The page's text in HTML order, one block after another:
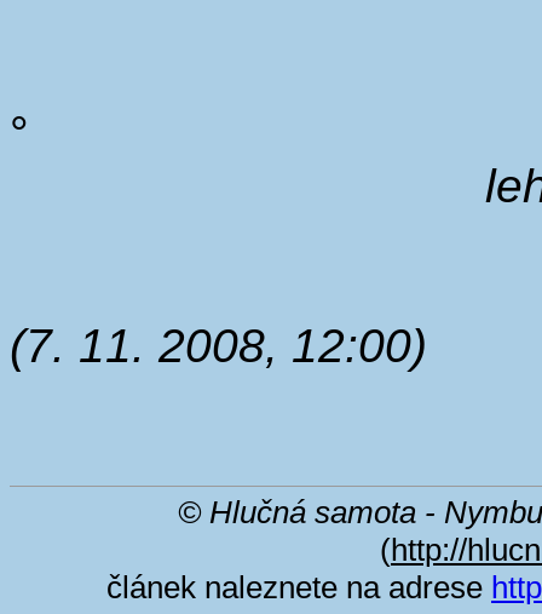
°
(7. 11. 2008, 12:00)
© Hlučná samota -
(http://
článek naleznete na adrese